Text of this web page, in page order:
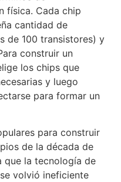
física. Cada chip
cantidad de
de 100 transistores) y
construir un
los chips que
y luego
para formar un
para construir
de la década de
que la tecnología de
volvió ineficiente